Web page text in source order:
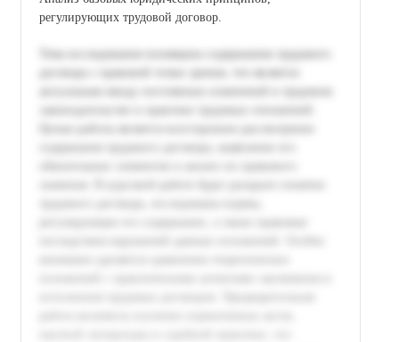
регулирующих трудовой договор.